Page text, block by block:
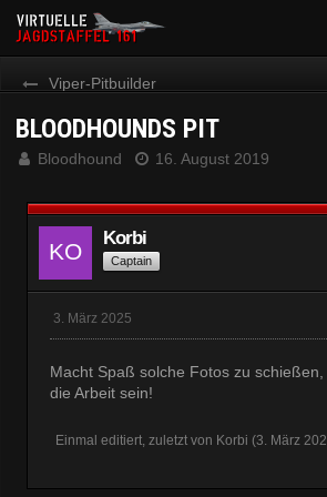
Viper-Pitbuilder
BLOODHOUNDS PIT
Bloodhound 16. August 2019
Korbi
Captain
3. März 2025
Macht Spaß solche Fotos zu
die Arbeit sein!
Einmal editiert, zuletzt von Korbi (3. März